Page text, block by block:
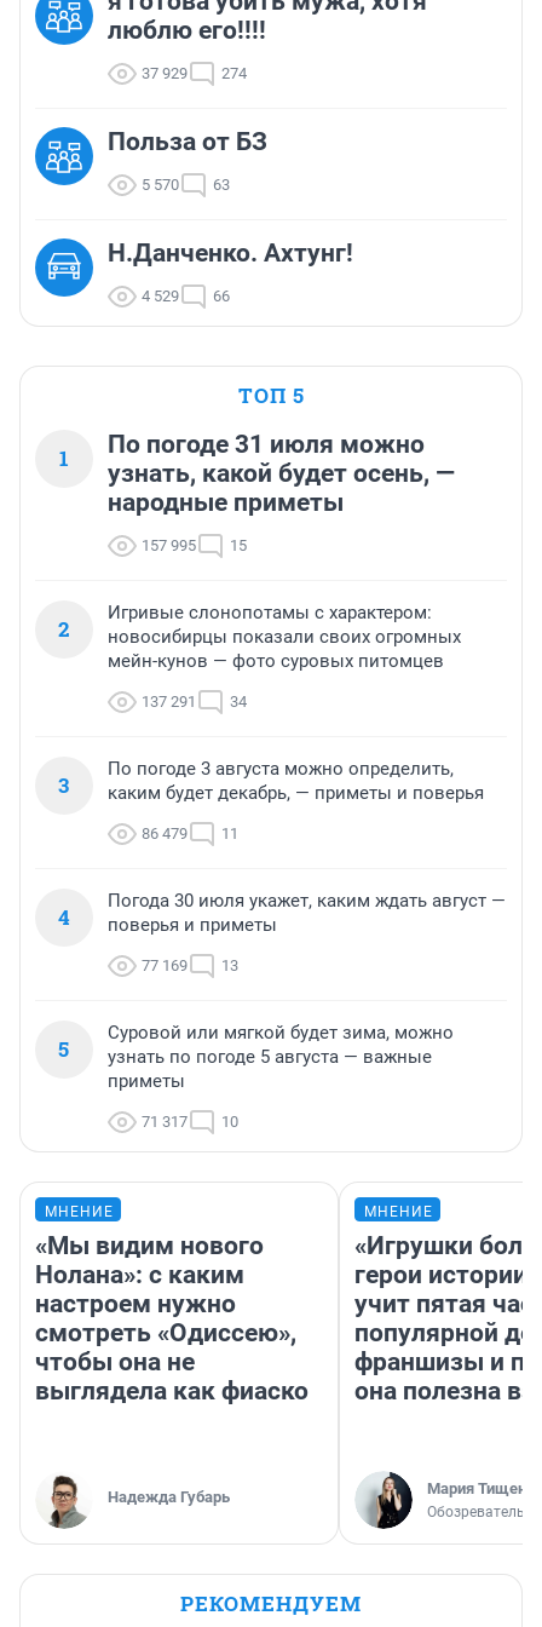
люблю его!!!!
37 929 274
Польза от БЗ
5 570 63
Н.Данченко. Ахтунг!
4 529 66
ТОП 5
1
По погоде 31 июля можно
узнать, какой будет осень, —
народные приметы
157 995 15
2
Игривые слонопотамы с характером:
новосибирцы показали своих огромных
мейн-кунов — фото суровых питомцев
137 291 34
3
По погоде 3 августа можно определить,
каким будет декабрь, — приметы и поверья
86 479 11
4
Погода 30 июля укажет, каким ждать август —
поверья и приметы
77 169 13
5
Суровой или мягкой будет зима, можно
узнать по погоде 5 августа — важные
приметы
71 317 10
МНЕНИЕ
«Мы видим нового
Нолана»: с каким
настроем нужно
смотреть «Одиссею»,
чтобы она не
выглядела как фиаско
Надежда Губарь
МНЕНИЕ
«Игрушки
герои
учит пятая
популярной
франшизы и
она полезна
Мария Тищенко
Обозреватель
РЕКОМЕНДУЕМ